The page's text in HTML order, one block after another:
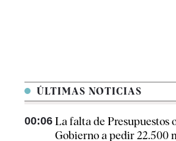
ÚLTIMAS NOTICIAS
00:06 La falta de Presupuestos
Gobierno a pedir 22.500